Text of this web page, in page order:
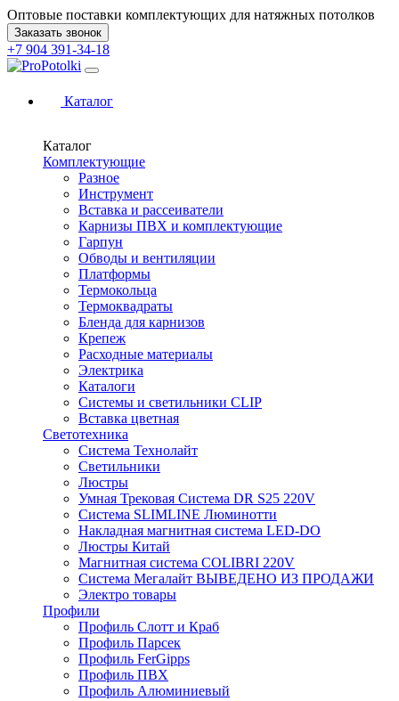
Оптовые поставки комплектующих для натяжных потолков
Заказать звонок
+7 904 391-34-18
Каталог
Каталог
Комплектующие
Разное
Инструмент
Вставка и рассеиватели
Карнизы ПВХ и комплектующие
Гарпун
Обводы и вентиляции
Платформы
Термокольца
Термоквадраты
Бленда для карнизов
Крепеж
Расходные материалы
Электрика
Каталоги
Системы и светильники CLIP
Вставка цветная
Светотехника
Система Технолайт
Светильники
Люстры
Умная Трековая Система DR S25 220V
Система SLIMLINE Люминотти
Накладная магнитная система LED-DO
Люстры Китай
Магнитная система COLIBRI 220V
Система Мегалайт ВЫВЕДЕНО ИЗ ПРОДАЖИ
Электро товары
Профили
Профиль Слотт и Краб
Профиль Парсек
Профиль FerGipps
Профиль ПВХ
Профиль Алюминиевый